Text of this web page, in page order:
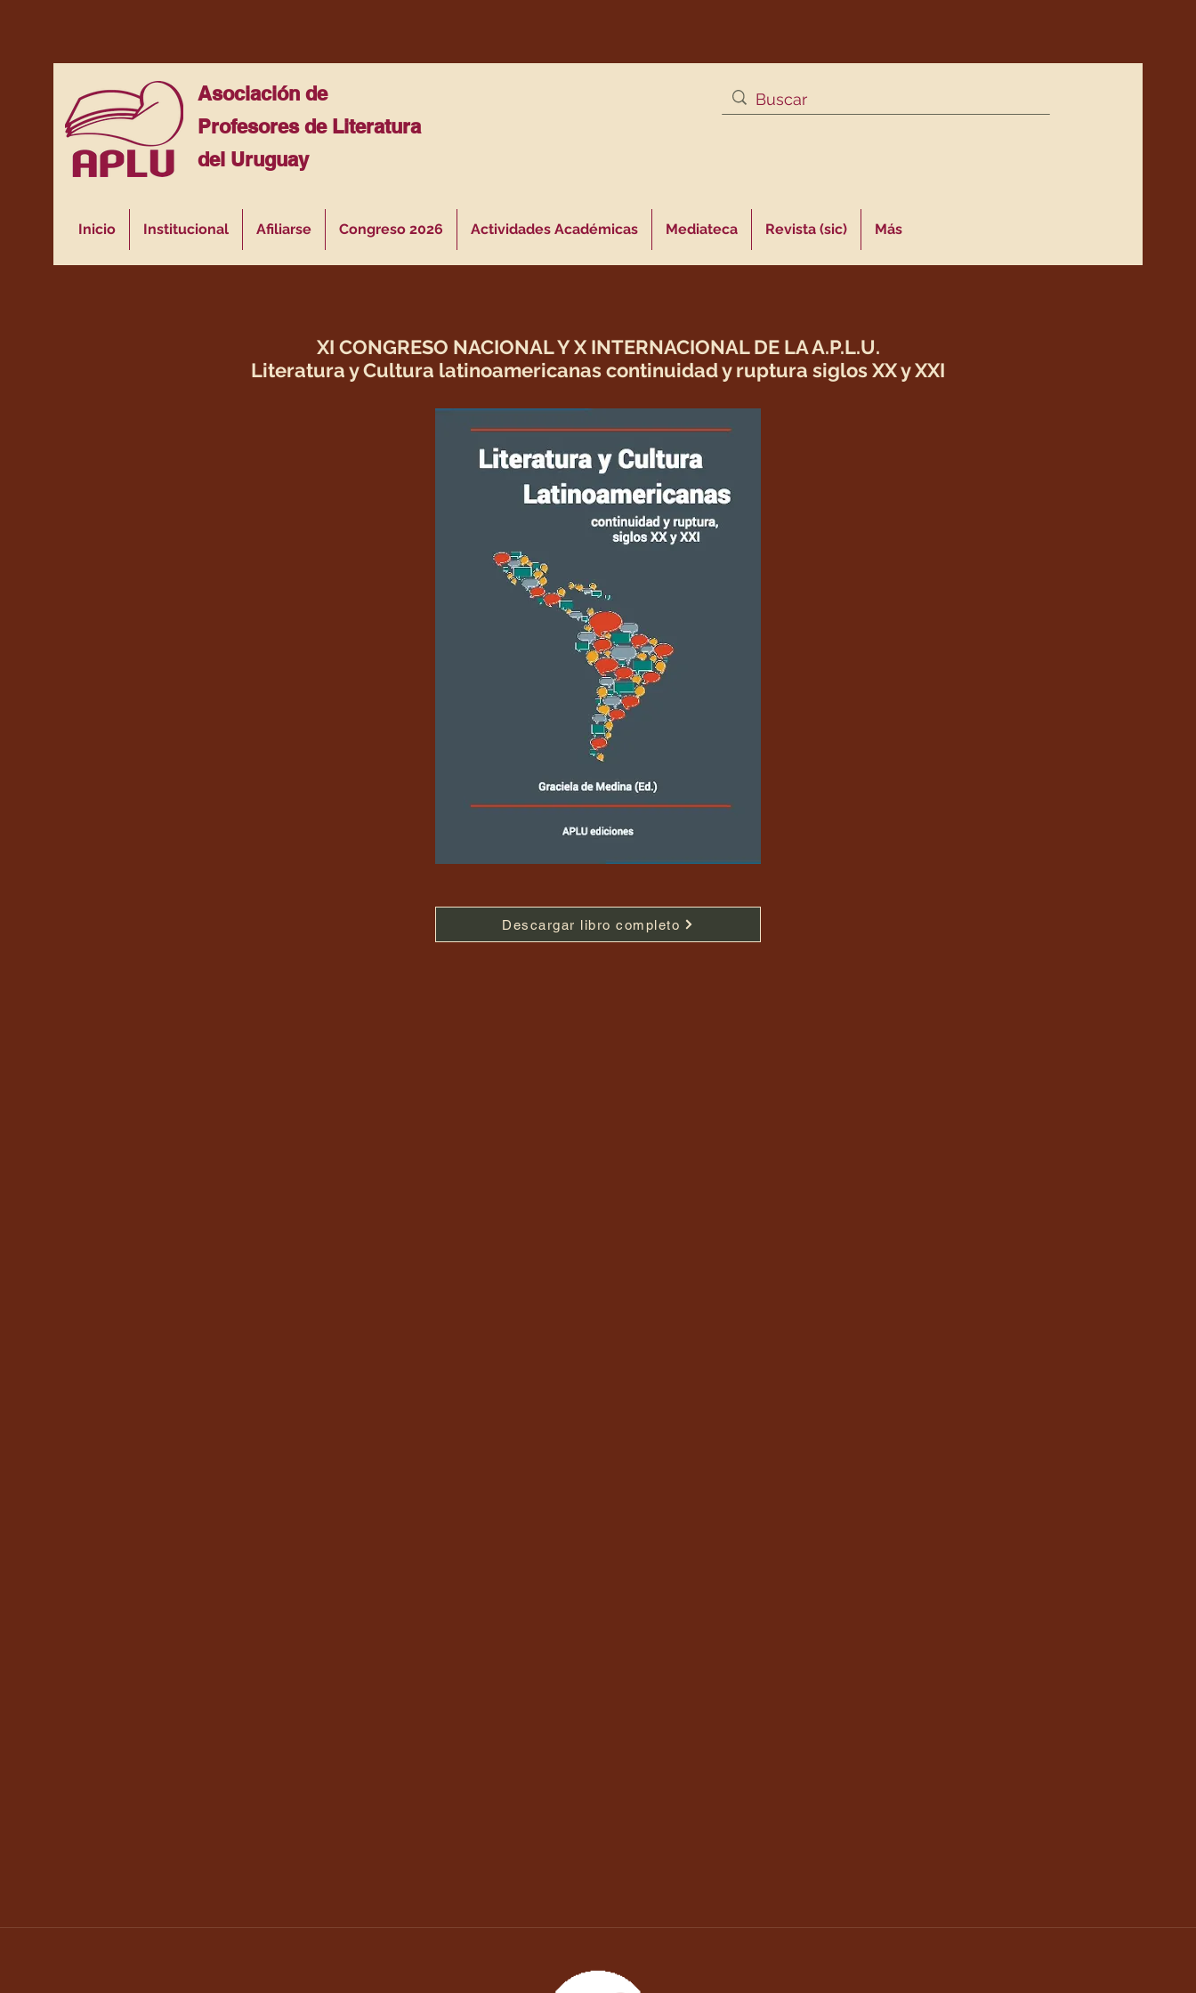
Asociación de
Profesores de Literatura
del Uruguay
Inicio Institucional Afiliarse Congreso 2026 Actividades Académicas Mediateca Revista (sic) Más
XI CONGRESO NACIONAL Y X INTERNACIONAL DE LA A.P.L.U.
Literatura y Cultura latinoamericanas continuidad y ruptura siglos XX y XXI
Descargar libro completo